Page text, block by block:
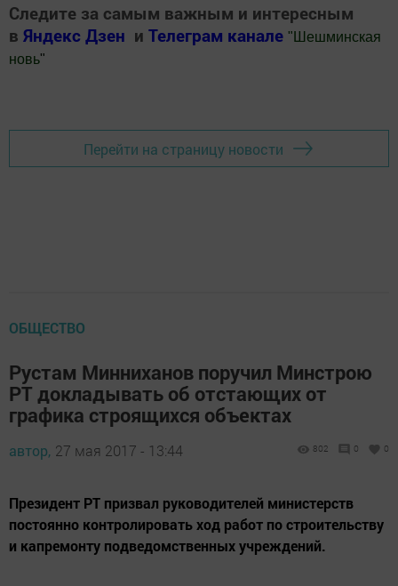
Следите за самым важным и интересным
в Яндекс Дзен и Телеграм канале " Шешминская
новь"
Перейти на страницу новости
ОБЩЕСТВО
Рустам Минниханов поручил Минстрою
РТ докладывать об отстающих от
графика строящихся объектах
автор, 27 мая 2017 - 13:44 802 0 0
Президент РТ призвал руководителей министерств
постоянно контролировать ход работ по строительству
и капремонту подведомственных учреждений.